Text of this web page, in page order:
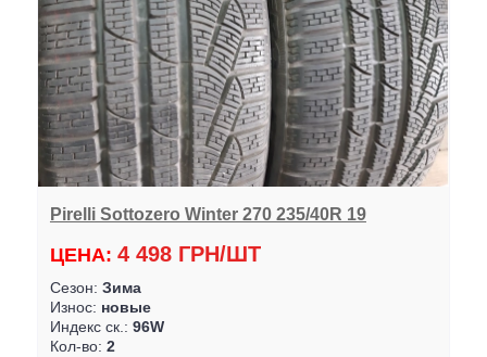
Pirelli Sottozero Winter 270 235/40R 19
ЦЕНА: 4 498 ГРН/ШТ
Сезон: Зима
Износ: новые
Индекс ск.: 96W
Кол-во: 2